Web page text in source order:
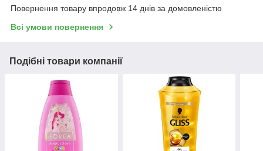
Повернення товару впродовж 14 днів за домовленістю
Всі умови повернення
Подібні товари компанії